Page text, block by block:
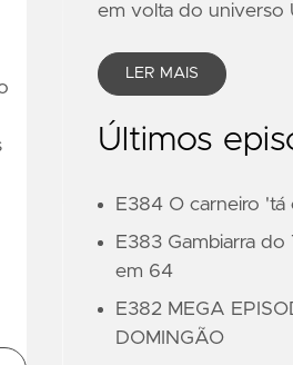
em volta do universo
LER MAIS
Últimos
E384 O carneiro 'tá
E383 Gambiarra
em 64
E382 MEGA
DOMINGÃO